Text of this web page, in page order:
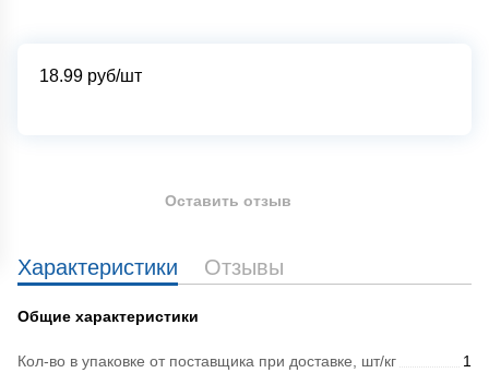
18.99 руб/шт
Характеристики Отзывы
Общие характеристики
Кол-во в упаковке от поставщика при доставке, шт/кг 1
Оставить отзыв